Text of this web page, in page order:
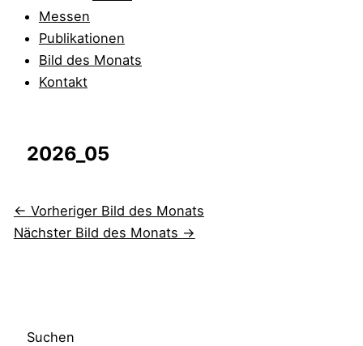
Messen
Publikationen
Bild des Monats
Kontakt
2026_05
← Vorheriger Bild des Monats
Nächster Bild des Monats →
Suchen